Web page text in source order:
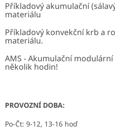
Příkladový akumulační
materiálu
Příkladový konvekční krb a
materiálu.
AMS - Akumulační
několik hodin!
PROVOZNÍ DOBA:
Po-Čt: 9-12, 13-16 hoď